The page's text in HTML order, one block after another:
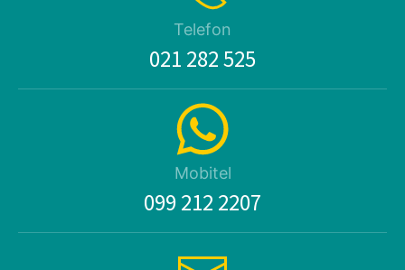
Telefon
021 282 525
Mobitel
099 212 2207